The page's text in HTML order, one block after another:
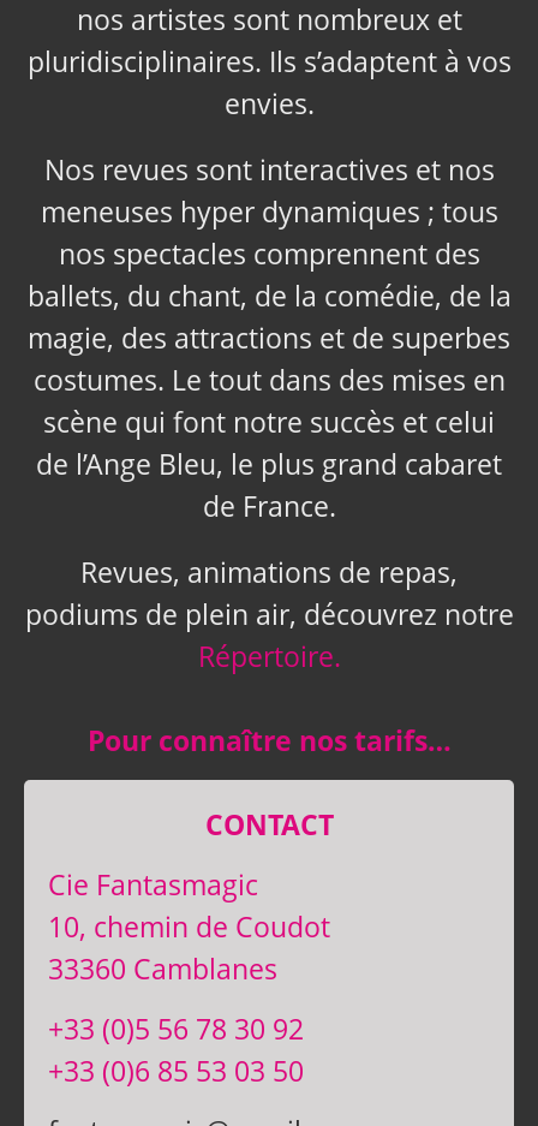
nos artistes sont nombreux et
pluridisciplinaires. Ils s’adaptent à vos
envies.
Nos revues sont interactives et nos
meneuses hyper dynamiques ; tous
nos spectacles comprennent des
ballets, du chant, de la comédie, de la
magie, des attractions et de superbes
costumes. Le tout dans des mises en
scène qui font notre succès et celui
de l’Ange Bleu, le plus grand cabaret
de France.
Revues, animations de repas,
podiums de plein air, découvrez notre
Répertoire.
Pour connaître nos tarifs…
CONTACT
Cie Fantasmagic
10, chemin de Coudot
33360 Camblanes
+33 (0)5 56 78 30 92
+33 (0)6 85 53 03 50